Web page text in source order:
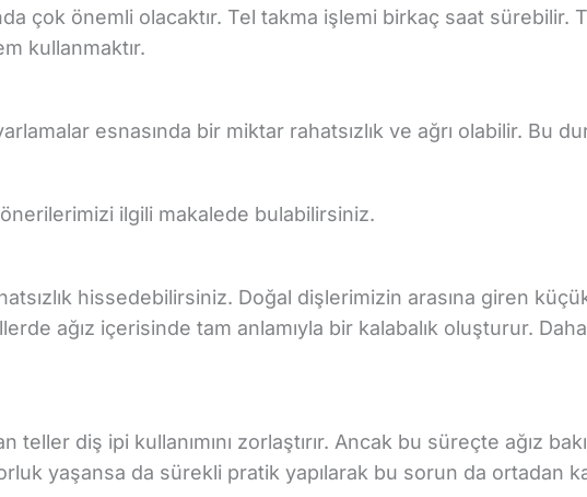
çok önemli olacaktır. Tel takma işlemi birkaç saat sürebilir.
kullanmaktır.
esnasında bir miktar rahatsızlık ve ağrı olabilir. Bu
ilgili makalede bulabilirsiniz.
hissedebilirsiniz. Doğal dişlerimizin arasına giren
ağız içerisinde tam anlamıyla bir kalabalık oluşturur.
diş ipi kullanımını zorlaştırır. Ancak bu süreçte ağız
yaşansa da sürekli pratik yapılarak bu sorun da ortadan